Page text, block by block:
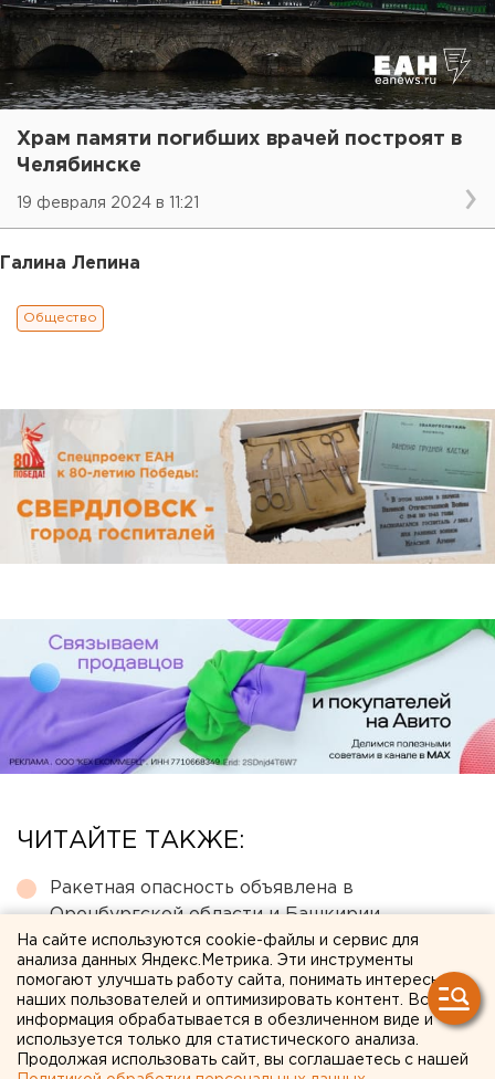
Храм памяти погибших врачей построят в
Челябинске
19 февраля 2024 в 11:21
Галина Лепина
Общество
ЧИТАЙТЕ ТАКЖЕ:
Ракетная опасность объявлена в
Оренбургской области и Башкирии
МИД призвал россиян готовиться к затяжной
войне
Очевидец рассказал про атаку на склад
Wildberries в Екатеринбурге
На сайте используются cookie-файлы и сервис для
анализа данных Яндекс.Метрика. Эти инструменты
помогают улучшать работу сайта, понимать интересы
наших пользователей и оптимизировать контент. Вся
информация обрабатывается в обезличенном виде и
используется только для статистического анализа.
Продолжая использовать сайт, вы соглашаетесь с нашей